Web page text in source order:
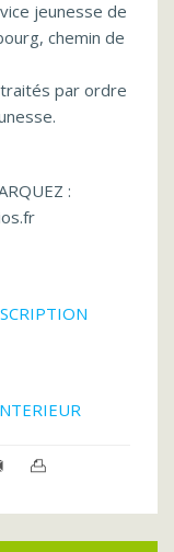
jeunesse de
chemin de
par ordre
: